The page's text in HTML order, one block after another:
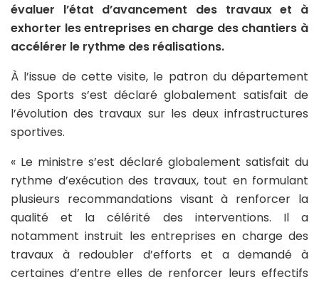
évaluer l’état d’avancement des travaux et à
exhorter les entreprises en charge des chantiers à
accélérer le rythme des réalisations.
À l’issue de cette visite, le patron du département
des Sports s’est déclaré globalement satisfait de
l’évolution des travaux sur les deux infrastructures
sportives.
« Le ministre s’est déclaré globalement satisfait du
rythme d’exécution des travaux, tout en formulant
plusieurs recommandations visant à renforcer la
qualité et la célérité des interventions. Il a
notamment instruit les entreprises en charge des
travaux à redoubler d’efforts et a demandé à
certaines d’entre elles de renforcer leurs effectifs